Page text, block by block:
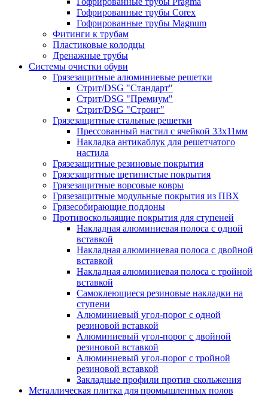
Гофрированные трубы Corex
Гофрированные трубы Magnum
Фитинги к трубам
Пластиковые колодцы
Дренажные трубы
Системы очистки обуви
Грязезащитные алюминиевые решетки
Стрит/DSG "Стандарт"
Стрит/DSG "Премиум"
Стрит/DSG "Стронг"
Грязезащитные стальные решетки
Прессованный настил с ячейкой 33х11мм
Накладка антикаблук для решетчатого
настила
Грязезащитные резиновые покрытия
Грязезащитные щетинистые покрытия
Грязезащитные ворсовые ковры
Грязезащитные модульные покрытия из ПВХ
Грязесобирающие поддоны
Противоскользящие покрытия для ступеней
Накладная алюминиевая полоса с одной
вставкой
Накладная алюминиевая полоса с двойной
вставкой
Накладная алюминиевая полоса с тройной
вставкой
Самоклеющиеся резиновые накладки на
ступени
Алюминиевый угол-порог с одной
резиновой вставкой
Алюминиевый угол-порог с двойной
резиновой вставкой
Алюминиевый угол-порог с тройной
резиновой вставкой
Закладные профили против скольжения
Металлическая плитка для промышленных полов